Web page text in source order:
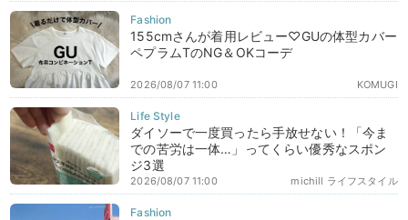
155cmさんが着用レビュー♡GUの体型カバー
ペプラムTのNG＆OKコーデ
KOMUGI
2026/08/07 11:00
ダイソーで一度買ったら手放せない！「今ま
での苦労は一体…」ってくらい優秀なスポン
ジ3選
michill ライフスタイル
2026/08/07 11:00